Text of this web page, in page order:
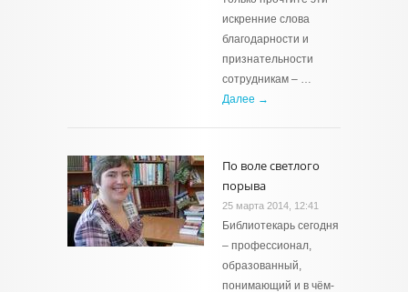
искренние слова
благодарности и
признательности
сотрудникам – …
Далее →
По воле светлого
порыва
25 марта 2014, 12:41
Библиотекарь сегодня
– профессионал,
образованный,
понимающий и в чём-